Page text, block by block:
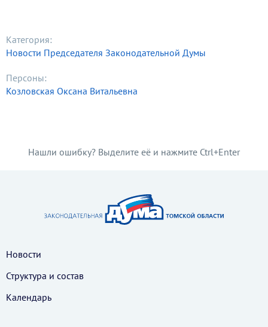
Категория:
Новости Председателя Законодательной Думы
Персоны:
Козловская Оксана Витальевна
Нашли ошибку? Выделите её и нажмите Ctrl+Enter
Новости
Структура и состав
Календарь